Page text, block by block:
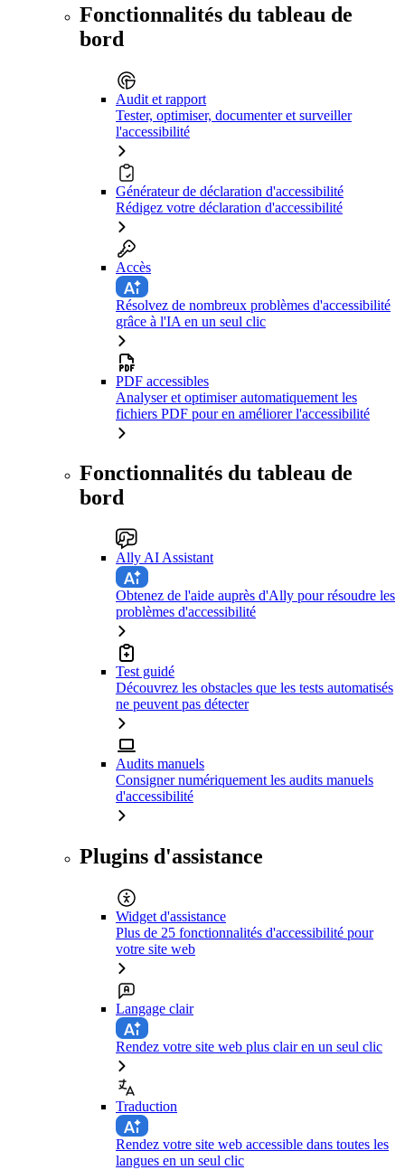
Fonctionnalités du tableau de
bord
Audit et rapport
Tester, optimiser, documenter et surveiller
l'accessibilité
Générateur de déclaration d'accessibilité
Rédigez votre déclaration d'accessibilité
Accès
Résolvez de nombreux problèmes d'accessibilité
grâce à l'IA en un seul clic
PDF accessibles
Analyser et optimiser automatiquement les
fichiers PDF pour en améliorer l'accessibilité
Fonctionnalités du tableau de
bord
Ally AI Assistant
Obtenez de l'aide auprès d'Ally pour résoudre les
problèmes d'accessibilité
Test guidé
Découvrez les obstacles que les tests automatisés
ne peuvent pas détecter
Audits manuels
Consigner numériquement les audits manuels
d'accessibilité
Plugins d'assistance
Widget d'assistance
Plus de 25 fonctionnalités d'accessibilité pour
votre site web
Langage clair
Rendez votre site web plus clair en un seul clic
Traduction
Rendez votre site web accessible dans toutes les
langues en un seul clic